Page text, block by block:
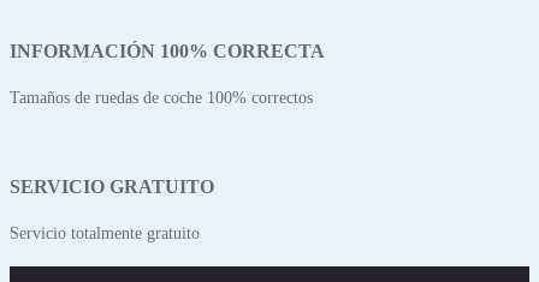
INFORMACIÓN 100% CORRECTA
Tamaños de ruedas de coche 100% correctos
SERVICIO GRATUITO
Servicio totalmente gratuito